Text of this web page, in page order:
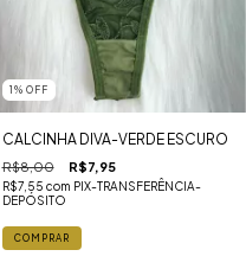
1 % OFF
CALCINHA DIVA-VERDE ESCURO
R$8,00 R$7,95
R$7,55 com PIX-TRANSFERÊNCIA-
DEPÓSITO